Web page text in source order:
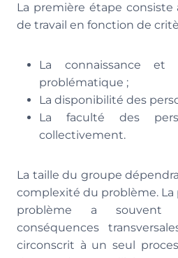
La première étape
de travail en fonction de
La connaissance et
problématique ;
La disponibilité des
La faculté des
collectivement.
La taille du groupe
complexité du problème.
problème a
conséquences
circonscrit à un seul